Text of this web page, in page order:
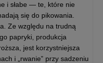
i słabe — te, które nie
się do pikowania.
Ze względu na trudną
papryki, produkcja
jest korzystniejsza
i „rwanie” przy sadzeniu